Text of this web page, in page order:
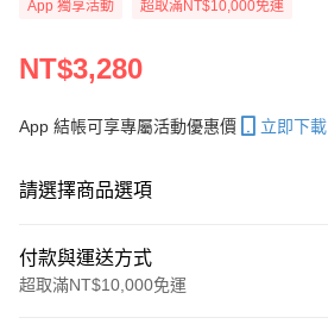
App 獨享活動 超取滿NT$10,000免運
NT$3,280
App 結帳可享專屬活動優惠價 立即下載
請選擇商品選項
付款與運送方式
超取滿NT$10,000免運